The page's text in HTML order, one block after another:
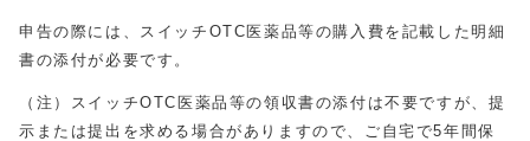
申告の際には、スイッチOTC医薬品等の購入費を記載した明細
書の添付が必要です。
（注）スイッチOTC医薬品等の領収書の添付は不要ですが、提
示または提出を求める場合がありますので、ご自宅で5年間保